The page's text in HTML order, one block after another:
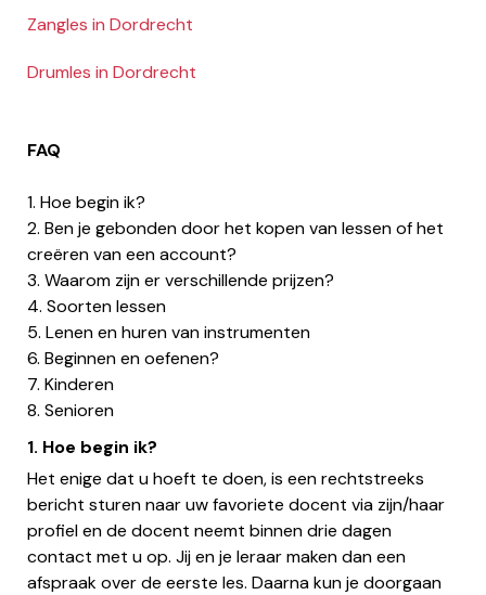
Zangles in Dordrecht
Drumles in Dordrecht
FAQ
1. Hoe begin ik?
2. Ben je gebonden door het kopen van lessen of het
creëren van een account?
3. Waarom zijn er verschillende prijzen?
4. Soorten lessen
5. Lenen en huren van instrumenten
6. Beginnen en oefenen?
7. Kinderen
8. Senioren
1. Hoe begin ik?
Het enige dat u hoeft te doen, is een rechtstreeks
bericht sturen naar uw favoriete docent via zijn/haar
profiel en de docent neemt binnen drie dagen
contact met u op. Jij en je leraar maken dan een
afspraak over de eerste les. Daarna kun je doorgaan